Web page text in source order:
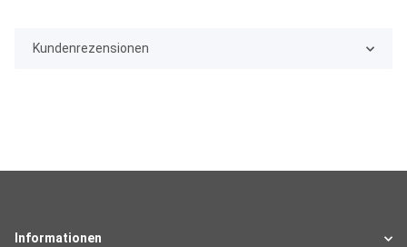
Kundenrezensionen
Informationen